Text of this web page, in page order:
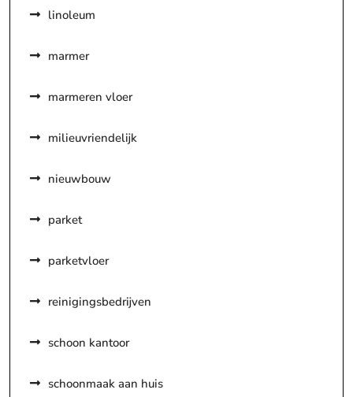
linoleum
marmer
marmeren vloer
milieuvriendelijk
nieuwbouw
parket
parketvloer
reinigingsbedrijven
schoon kantoor
schoonmaak aan huis